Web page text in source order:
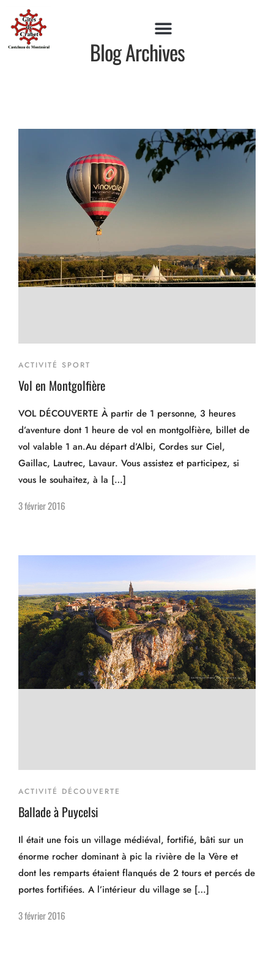
Blog Archives
ACTIVITÉ SPORT
Vol en Montgolfière
VOL DÉCOUVERTE À partir de 1 personne, 3 heures
d’aventure dont 1 heure de vol en montgolfière, billet de
vol valable 1 an.Au départ d’Albi, Cordes sur Ciel,
Gaillac, Lautrec, Lavaur. Vous assistez et participez, si
vous le souhaitez, à la […]
3 février 2016
ACTIVITÉ DÉCOUVERTE
Ballade à Puycelsi
Il était une fois un village médiéval, fortifié, bâti sur un
énorme rocher dominant à pic la rivière de la Vère et
dont les remparts étaient flanqués de 2 tours et percés de
portes fortifiées. A l’intérieur du village se […]
3 février 2016